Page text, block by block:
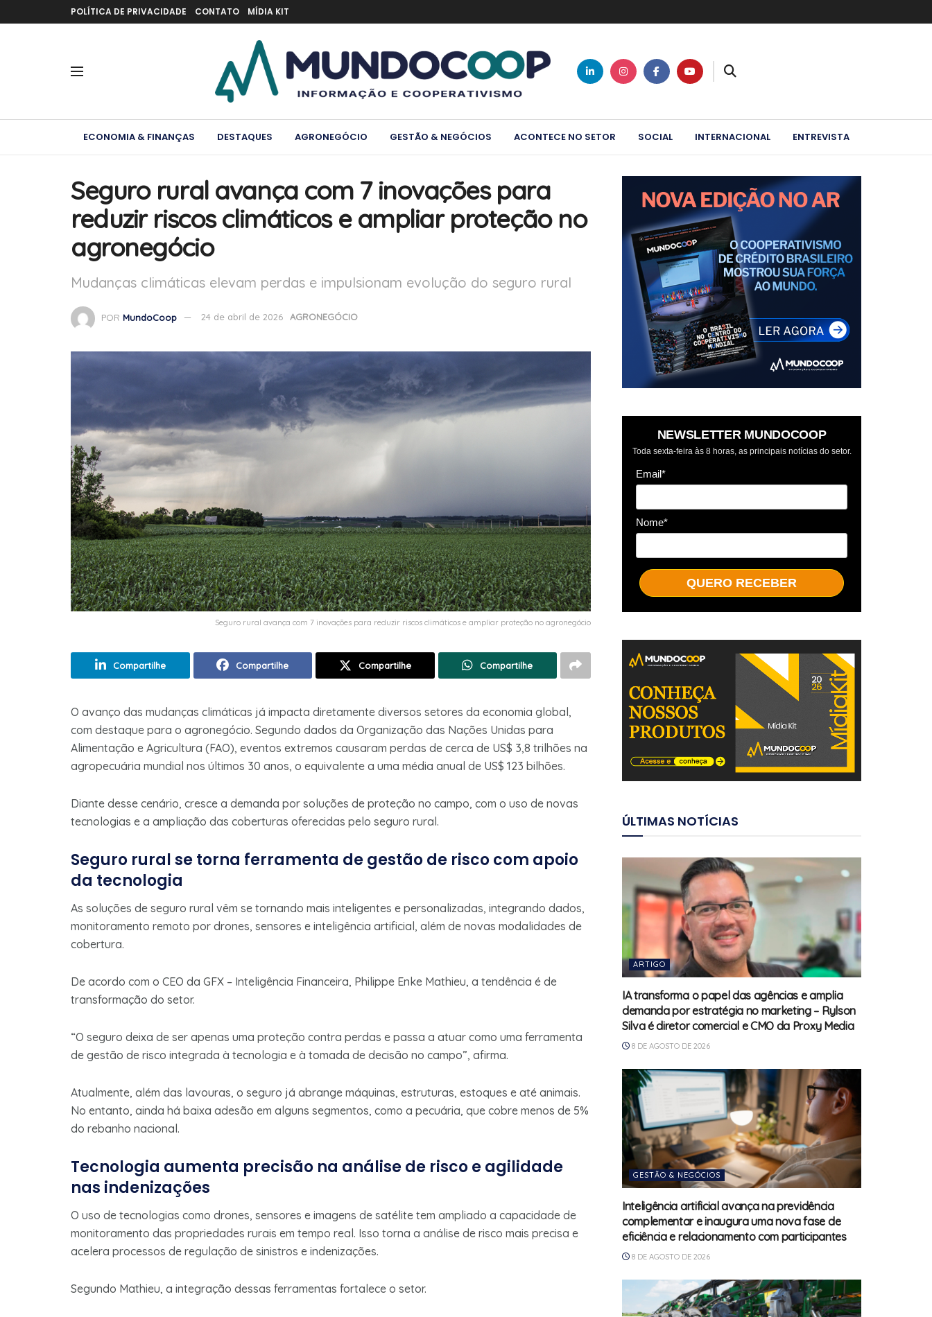
POLÍTICA DE PRIVACIDADE CONTATO MÍDIA KIT
ECONOMIA & FINANÇAS DESTAQUES AGRONEGÓCIO GESTÃO & NEGÓCIOS ACONTECE NO SETOR SOCIAL INTERNACIONAL ENTREVISTA
Seguro rural avança com 7 inovações para
reduzir riscos climáticos e ampliar proteção no
agronegócio
Mudanças climáticas elevam perdas e impulsionam evolução do seguro rural
POR MundoCoop 24 de abril de 2026 AGRONEGÓCIO
Seguro rural avança com 7 inovações para reduzir riscos climáticos e ampliar proteção no agronegócio
Compartilhe Compartilhe Compartilhe Compartilhe
O avanço das mudanças climáticas já impacta diretamente diversos setores da economia global,
com destaque para o agronegócio. Segundo dados da Organização das Nações Unidas para
Alimentação e Agricultura (FAO), eventos extremos causaram perdas de cerca de US$ 3,8 trilhões na
agropecuária mundial nos últimos 30 anos, o equivalente a uma média anual de US$ 123 bilhões.
Diante desse cenário, cresce a demanda por soluções de proteção no campo, com o uso de novas
tecnologias e a ampliação das coberturas oferecidas pelo seguro rural.
Seguro rural se torna ferramenta de gestão de risco com apoio
da tecnologia
As soluções de seguro rural vêm se tornando mais inteligentes e personalizadas, integrando dados,
monitoramento remoto por drones, sensores e inteligência artificial, além de novas modalidades de
cobertura.
De acordo com o CEO da GFX – Inteligência Financeira, Philippe Enke Mathieu, a tendência é de
transformação do setor.
“O seguro deixa de ser apenas uma proteção contra perdas e passa a atuar como uma ferramenta
de gestão de risco integrada à tecnologia e à tomada de decisão no campo”, afirma.
Atualmente, além das lavouras, o seguro já abrange máquinas, estruturas, estoques e até animais.
No entanto, ainda há baixa adesão em alguns segmentos, como a pecuária, que cobre menos de 5%
do rebanho nacional.
Tecnologia aumenta precisão na análise de risco e agilidade
nas indenizações
O uso de tecnologias como drones, sensores e imagens de satélite tem ampliado a capacidade de
monitoramento das propriedades rurais em tempo real. Isso torna a análise de risco mais precisa e
acelera processos de regulação de sinistros e indenizações.
Segundo Mathieu, a integração dessas ferramentas fortalece o setor.
NEWSLETTER MUNDOCOOP
Toda sexta-feira às 8 horas, as principais notícias do setor.
Email*
Nome*
QUERO RECEBER
ÚLTIMAS NOTÍCIAS
ARTIGO
IA transforma o papel das agências e amplia
demanda por estratégia no marketing – Rylson
Silva é diretor comercial e CMO da Proxy Media
8 DE AGOSTO DE 2026
GESTÃO & NEGÓCIOS
Inteligência artificial avança na previdência
complementar e inaugura uma nova fase de
eficiência e relacionamento com participantes
8 DE AGOSTO DE 2026